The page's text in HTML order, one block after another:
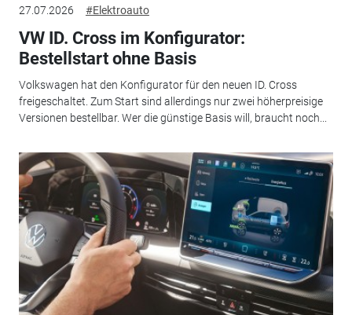
27.07.2026 #Elektroauto
VW ID. Cross im Konfigurator:
Bestellstart ohne Basis
Volkswagen hat den Konfigurator für den neuen ID. Cross
freigeschaltet. Zum Start sind allerdings nur zwei höherpreisige
Versionen bestellbar. Wer die günstige Basis will, braucht noch...